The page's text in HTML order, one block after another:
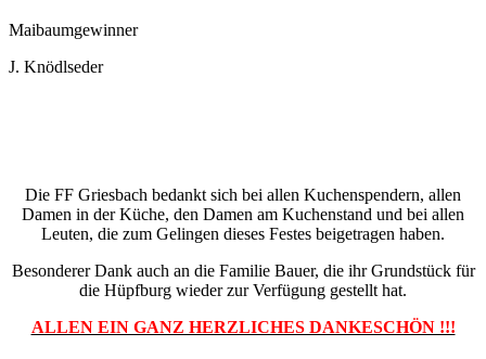
Maibaumgewinner
J. Knödlseder
Die FF Griesbach bedankt sich bei allen Kuchenspendern, allen
Damen in der Küche, den Damen am Kuchenstand und bei allen
Leuten, die zum Gelingen dieses Festes beigetragen haben.
Besonderer Dank auch an die Familie Bauer, die ihr Grundstück für
die Hüpfburg wieder zur Verfügung gestellt hat.
ALLEN EIN GANZ HERZLICHES DANKESCHÖN !!!